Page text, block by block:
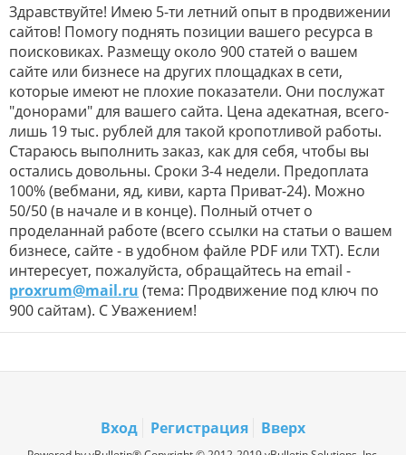
Здравствуйте! Имею 5-ти летний опыт в продвижении
сайтов! Помогу поднять позиции вашего ресурса в
поисковиках. Размещу около 900 статей о вашем
сайте или бизнесе на других площадках в сети,
которые имеют не плохие показатели. Они послужат
"донорами" для вашего сайта. Цена адекатная, всего-
лишь 19 тыс. рублей для такой кропотливой работы.
Стараюсь выполнить заказ, как для себя, чтобы вы
остались довольны. Сроки 3-4 недели. Предоплата
100% (вебмани, яд, киви, карта Приват-24). Можно
50/50 (в начале и в конце). Полный отчет о
проделаннай работе (всего ссылки на статьи о вашем
бизнесе, сайте - в удобном файле PDF или TXT). Если
интересует, пожалуйста, обращайтесь на email -
proxrum@mail.ru (тема: Продвижение под ключ по
900 сайтам). С Уважением!
Вход Регистрация Вверх